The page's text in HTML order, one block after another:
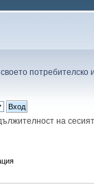
потребителско
на